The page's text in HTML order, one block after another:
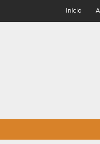
Inicio